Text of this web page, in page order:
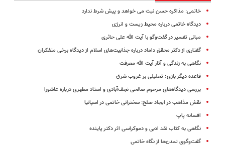
خاتمی: مذاکره حسن نیت می خواهد و پیش شرط ندارد
دیدگاه خاتمی درباره محیط ‌زیست و انرژی
مبانی تفسیر در گفت‌وگو با آیت الله علی حائری
گفتاری از دکتر محقق داماد درباره جذابیت‌های اسلام از دیدگاه برخی متفکران
نگاهی به زندگی و آثار آیت الله معرفت
قاعده دیگر بازی؛ تحلیلی بر غروب شرق
بررسی دیدگاه‌های مرحوم صالحی نجف‌آبادی و استاد مطهری درباره عاشورا
نقش مذاهب در ایجاد صلح: سخنرانی‌ خاتمی در اسپانیا
افسانه پاپ
نگاهی به کتاب نقد ادبی و دموکراسی اثر دکتر پاینده
گفت‌و‌گوی تمدن‌ها از نگاه خاتمی